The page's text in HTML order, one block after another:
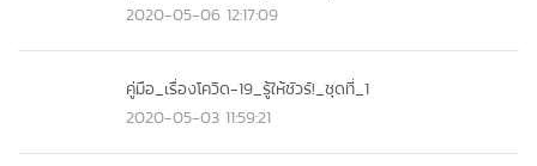
2020-05-06 12:17:09
คู่มือ_เรื่องโควิด-19_รู้ให้ชัวร์!_ชุดที่_1
2020-05-03 11:59:21